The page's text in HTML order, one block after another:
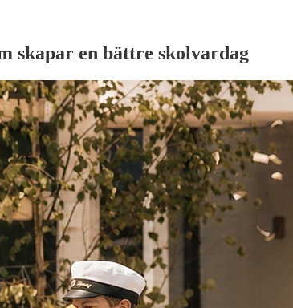
skapar en bättre skolvardag